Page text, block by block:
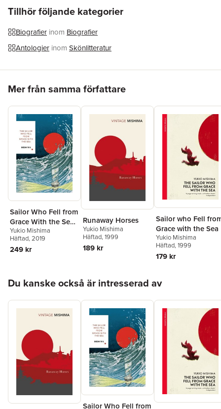
Tillhör följande kategorier
Biografier inom Biografier
Antologier inom Skönlitteratur
Mer från samma författare
Sailor Who Fell from
Grace With the Sea
(Vintage Classics
Japanese Series)
Yukio Mishima
Häftad, 2019
249 kr
Runaway Horses
Yukio Mishima
Häftad, 1999
189 kr
Sailor who Fell
Grace with the Sea
Yukio Mishima
Häftad, 1999
179 kr
Du kanske också är intresserad av
Sailor Who Fell from